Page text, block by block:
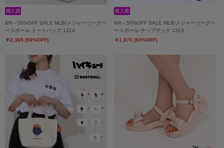
8/6～50%OFF SALE MLB/メジャーリーグベ
ースボール トートバッグ 1314
￥2,365 (50%OFF)
8/6～50%OFF SALE MLB/メジャーリーグベ
ースボール ナップサック 1313
￥1,870 (50%OFF)